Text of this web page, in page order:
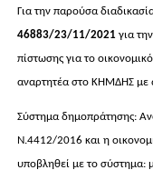
Για την παρούσα
46883/23/11/2021για
πίστωσης για το
αναρτητέα στο ΚΗΜΔΗΣ
Σύστημα δημοπράτησης:
Ν.4412/2016 και η
υποβληθεί με το σύστημα: